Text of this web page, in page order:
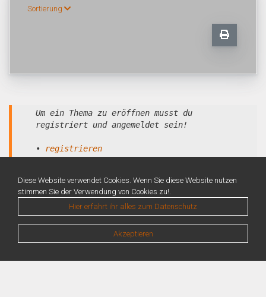
Sortierung
Um ein Thema zu eröffnen musst du
registriert und angemeldet sein!
• registrieren
Diese Website verwendet Cookies. Wenn Sie diese Website nutzen
stimmen Sie der Verwendung von Cookies zu!.
Hier erfahrt ihr alles zum Datenschutz
Akzeptieren